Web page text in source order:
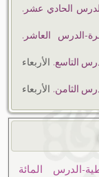
الحادي عشر.
الدرس العاشر.
التاسع. الأربعاء
الثامن. الأربعاء
الدرس المائة